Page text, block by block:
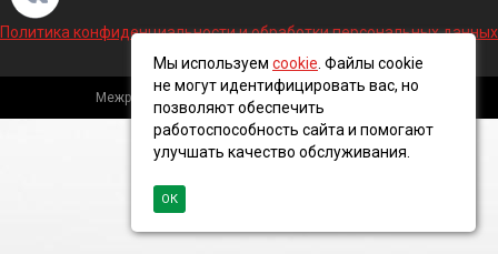
Политика конфиденциальности и обработки персональных данных
Межрегиональная кабельная компания, 2016 ©
Мы используем cookie . Файлы cookie
не могут идентифицировать вас, но
позволяют обеспечить
работоспособность сайта и помогают
улучшать качество обслуживания.
ОК